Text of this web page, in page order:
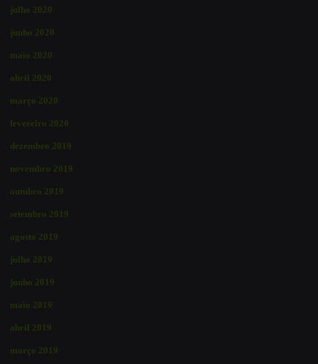
julho 2020
junho 2020
maio 2020
abril 2020
março 2020
fevereiro 2020
dezembro 2019
novembro 2019
outubro 2019
setembro 2019
agosto 2019
julho 2019
junho 2019
maio 2019
abril 2019
março 2019